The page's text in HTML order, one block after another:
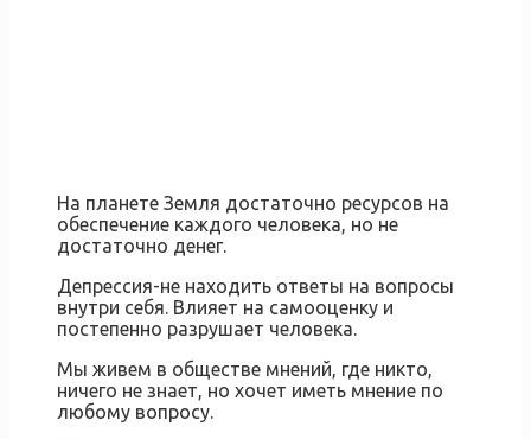
На планете Земля достаточно ресурсов на
обеспечение каждого человека, но не
достаточно денег.
Депрессия-не находить ответы на вопросы
внутри себя. Влияет на самооценку и
постепенно разрушает человека.
Мы живем в обществе мнений, где никто,
ничего не знает, но хочет иметь мнение по
любому вопросу.